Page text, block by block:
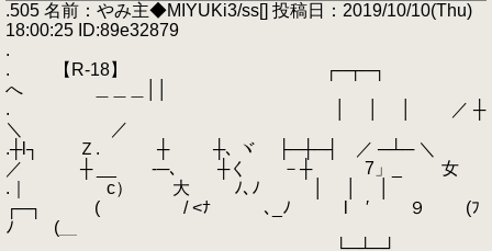
.505 名前：やみ主◆MIYUKi3/ss[] 投稿日：2019/10/10(Thu)
18:00:25 ID:89e32879
.
. 【R-18】 ┌─┬─┐
へ ＿＿＿││
. │ │ │ ／ ┼
＼ ／
.┼l┐ Ｚ. ┼ ┼､ ヾ ├─┼─┤ ／ ─┴─ ＼
／ ┼ __ -─､ ┼く －┼ 7」_ 女
.｜ c） 大 ﾉ､ﾉ │ │ │
┌─┐ ( / <ﾅ ､_ﾉ l ′ ９ (ﾌ
ﾉ (＿